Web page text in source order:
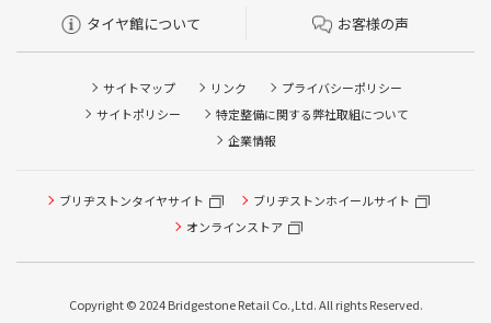
タイヤ館について お客様の声
サイトマップ リンク
プライバシーポリシー
サイトポリシー
特定整備に関する弊社取組について
企業情報
ブリヂストンタイヤサイト
ブリヂストンホイールサイト
オンラインストア
Copyright © 2024 Bridgestone Retail Co.,Ltd. All rights Reserved.
タイヤ点検・安全点検/タイヤ履き替え/オイル交換/その他
ピット作業の予約
本日のタイヤ履き替え順番待ち予約 ※クローク契約会員の